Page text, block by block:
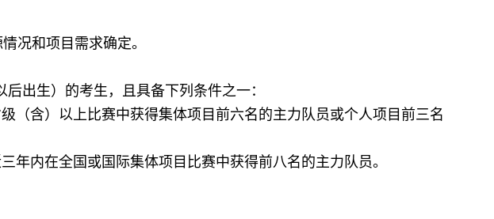
况和项目需求确定。
出生）的考生，且具备下列条件之一：
（含）以上比赛中获得集体项目前六名的主力队员或个人项目前三名
年内在全国或国际集体项目比赛中获得前八名的主力队员。